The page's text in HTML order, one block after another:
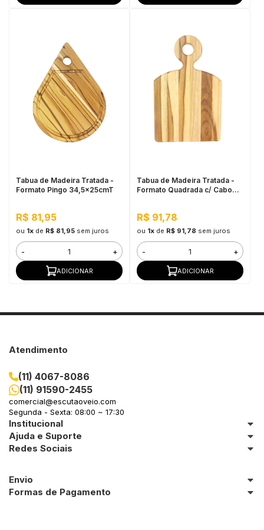
Tabua de Madeira Tratada -
Formato Pingo 34,5x25cmT
R$ 81,95
ou 1xde R$ 81,95 sem juros
- +
ADICIONAR
Tabua de Madeira Tratada -
Formato Quadrada c/ Cabo
R$ 91,78
ou 1xde R$ 91,78 sem juros
- +
ADICIONAR
Atendimento
(11) 4067-8086
(11) 91590-2455
comercial@escutaoveio.com
Segunda - Sexta: 08:00 ~ 17:30
Institucional
Ajuda e Suporte
Redes Sociais
Envio
Formas de Pagamento